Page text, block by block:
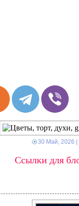
30 Май, 2026
Ссылки для